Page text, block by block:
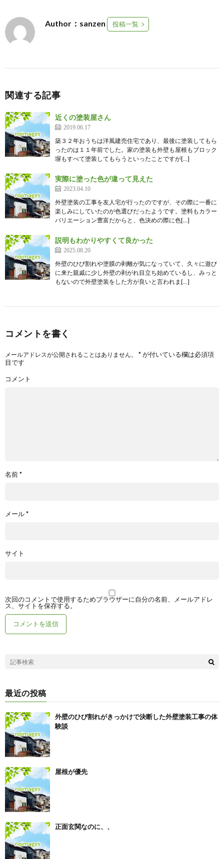
Author：sanzen 投稿一覧
関連する記事
近くの塗装屋さん
2019.06.17
築３２年おうちは洋風建売住宅であり、最後に塗装してもら
ったのは１１年前でした。家の塗装も外壁も屋根もブロック
塀もすべて塗装してもらうといったことですが[…]
実際に塗った色が違って見えた
2023.04.10
外壁塗装の工事を友人宅が行ったのですが、その際に一番に
楽しみにしていたのが色選びだったようです。塗料もカラー
バリエーション豊富だからと、色決めの際に色[…]
説明もわかりやすくて良かった
2025.08.20
外壁のひび割れや塗膜の剥離が気になっていて、久々に遊び
に来た親戚に少し外壁の剥がれ目立ち始めているし、みっと
もないので外壁塗装をした方が良いと言われま[…]
コメントを書く
メールアドレスが公開されることはありません。 *が付いている欄は必須項
目です
コメント
名前*
メール*
サイト
次回のコメントで使用するためブラウザーに自分の名前、メールアドレ
ス、サイトを保存する。
最近の投稿
外壁のひび割れがきっかけで決断した外壁塗装工事の体
験談
屋根が優先
正面玄関なのに、、